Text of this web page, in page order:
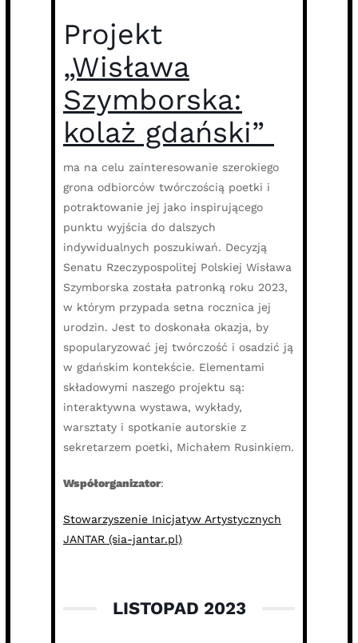
Projekt
„Wisława
Szymborska:
kolaż gdański”
ma na celu zainteresowanie szerokiego
grona odbiorców twórczością poetki i
potraktowanie jej jako inspirującego
punktu wyjścia do dalszych
indywidualnych poszukiwań. Decyzją
Senatu Rzeczypospolitej Polskiej Wisława
Szymborska została patronką roku 2023,
w którym przypada setna rocznica jej
urodzin. Jest to doskonała okazja, by
spopularyzować jej twórczość i osadzić ją
w gdańskim kontekście. Elementami
składowymi naszego projektu są:
interaktywna wystawa, wykłady,
warsztaty i spotkanie autorskie z
sekretarzem poetki, Michałem Rusinkiem.
Współorganizator:
Stowarzyszenie Inicjatyw Artystycznych
JANTAR (sia-jantar.pl)
LISTOPAD 2023